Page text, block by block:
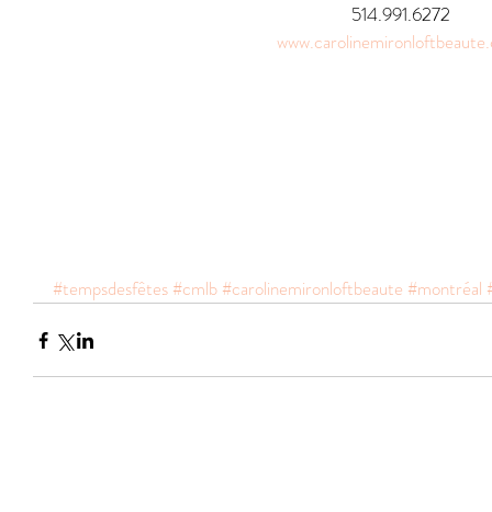
514.991.6272
#tempsdesfêtes #cmlb #carolinemironloftbeaute #montréal